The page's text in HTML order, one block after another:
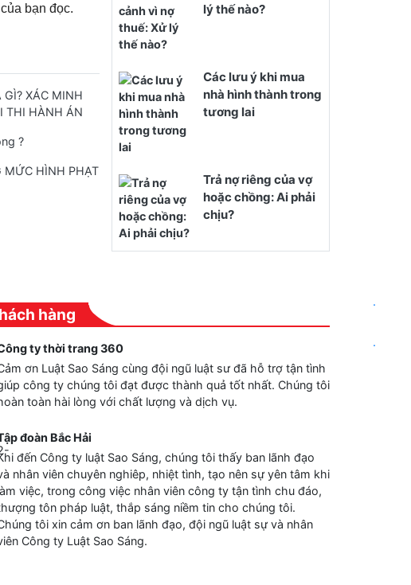
bạn đọc.
XÁC MINH
THI HÀNH ÁN
?
MỨC HÌNH PHẠT
lý thế nào?
Các lưu ý khi mua
nhà hình thành trong
tương lai
Trả nợ riêng của vợ
hoặc chồng: Ai phải
chịu?
hàng
ty thời trang 360
ơn Luật Sao Sáng cùng đội ngũ luật sư đã hỗ trợ tận tình
công ty chúng tôi đạt được thành quả tốt nhất. Chúng tôi
toàn hài lòng với chất lượng và dịch vụ.
đoàn Bắc Hải
đến Công ty luật Sao Sáng, chúng tôi thấy ban lãnh đạo
nhân viên chuyên nghiêp, nhiệt tình, tạo nên sự yên tâm khi
việc, trong công việc nhân viên công ty tận tình chu đáo,
tôn pháp luật, thắp sáng niềm tin cho chúng tôi.
tôi xin cảm ơn ban lãnh đạo, đội ngũ luật sự và nhân
Công ty Luật Sao Sáng.
.
.